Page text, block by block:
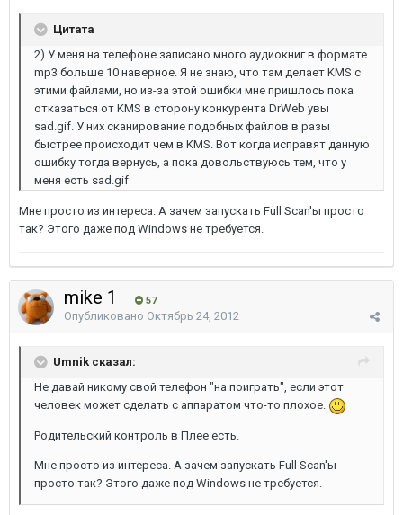
Цитата
2) У меня на телефоне записано много аудиокниг в формате
mp3 больше 10 наверное. Я не знаю, что там делает KMS с
этими файлами, но из-за этой ошибки мне пришлось пока
отказаться от KMS в сторону конкурента DrWeb увы
sad.gif. У них сканирование подобных файлов в разы
быстрее происходит чем в KMS. Вот когда исправят данную
ошибку тогда вернусь, а пока довольствуюсь тем, что у
меня есть sad.gif
Мне просто из интереса. А зачем запускать Full Scan'ы просто
так? Этого даже под Windows не требуется.
mike 1 57
Опубликовано Октябрь 24, 2012
Umnik сказал:
Не давай никому свой телефон "на поиграть", если этот
человек может сделать с аппаратом что-то плохое.
Родительский контроль в Плее есть.
Мне просто из интереса. А зачем запускать Full Scan'ы
просто так? Этого даже под Windows не требуется.